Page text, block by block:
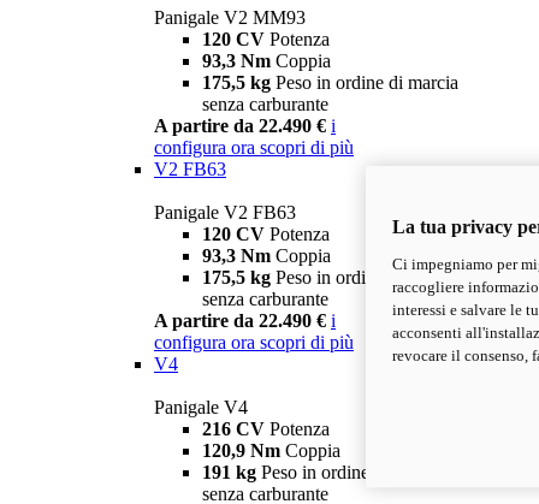
Panigale V2 MM93
120 CV Potenza
93,3 Nm Coppia
175,5 kg Peso in ordine di marcia
senza carburante
A partire da 22.490 € i
configura ora scopri di più
V2 FB63
Panigale V2 FB63
120 CV Potenza
93,3 Nm Coppia
175,5 kg Peso in ordine di marcia
senza carburante
A partire da 22.490 € i
configura ora scopri di più
V4
Panigale V4
216 CV Potenza
120,9 Nm Coppia
191 kg Peso in ordine di marcia
senza carburante
La tua privacy
Ci impegniamo per
raccogliere
interessi e salvare le
acconsenti
revocare il consenso,